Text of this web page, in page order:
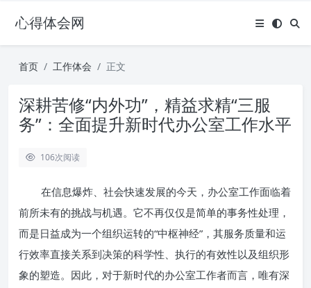
心得体会网
首页 工作体会 正文
深耕苦修“内外功”，精益求精“三服
务”：全面提升新时代办公室工作水平
106次阅读
在信息爆炸、社会快速发展的今天，办公室工作面临着
前所未有的挑战与机遇。它不再仅仅是简单的事务性处理，
而是日益成为一个组织运转的“中枢神经”，其服务质量和运
行效率直接关系到决策的科学性、执行的有效性以及组织形
象的塑造。因此，对于新时代的办公室工作者而言，唯有深